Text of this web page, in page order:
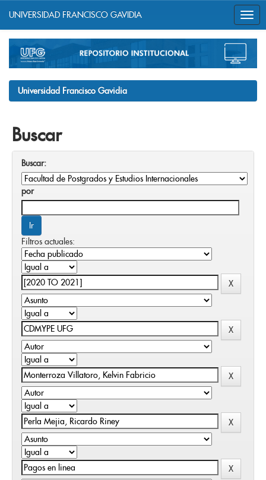
navigation
UNIVERSIDAD FRANCISCO GAVIDIA
Universidad Francisco Gavidia
Buscar
Buscar:
por
Filtros actuales: